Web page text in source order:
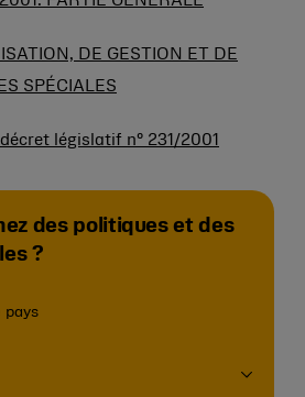
DE GESTION ET DE
SPÉCIALES
législatif n° 231/2001
des politiques et des
?
pays